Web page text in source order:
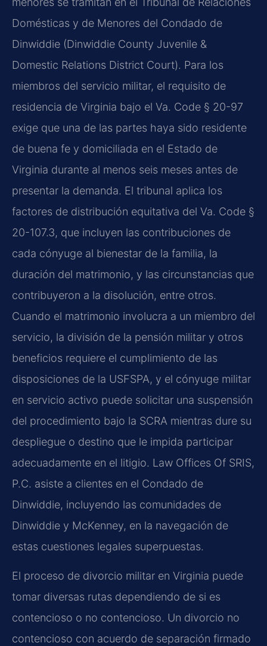
Domésticas y de Menores del Condado de
Dinwiddie (Dinwiddie County Juvenile &
Domestic Relations District Court). Para los
miembros del servicio militar, el requisito de
residencia de Virginia bajo el Va. Code § 20-97
exige que una de las partes haya sido residente
de buena fe y domiciliada en el Estado de
Virginia durante al menos seis meses antes de
presentar la demanda. El tribunal aplica los
factores de distribución equitativa del Va. Code §
20-107.3, que incluyen las contribuciones de
cada cónyuge al bienestar de la familia, la
duración del matrimonio, y las circunstancias que
contribuyeron a la disolución, entre otros.
Cuando el matrimonio involucra a un miembro del
servicio, la división de la pensión militar y otros
beneficios requiere el cumplimiento de las
disposiciones de la USFSPA, y el cónyuge militar
en servicio activo puede solicitar una suspensión
del procedimiento bajo la SCRA mientras dure su
despliegue o destino que le impida participar
adecuadamente en el litigio. Law Offices Of SRIS,
P.C. asiste a clientes en el Condado de
Dinwiddie, incluyendo las comunidades de
Dinwiddie y McKenney, en la navegación de
estas cuestiones legales superpuestas.
El proceso de divorcio militar en Virginia puede
tomar diversas rutas dependiendo de si es
contencioso o no contencioso. Un divorcio no
contencioso con acuerdo de separación firmado